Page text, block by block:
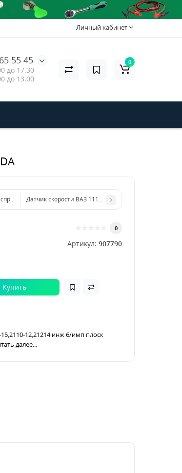
Личный кабинет
55 45
до 17.30
до 13.00
0
ВАЗ с 8-ми клапанным дв. TM Nord YADA
Датчик скорости ВАЗ 1118 TM Nord YADA
0
Артикул: 907790
Купить
12,21214 инж 6/имп плоск
далее...